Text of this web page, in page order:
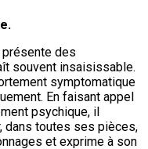
présente des
souvent insaisissable.
symptomatique
En faisant appel
psychique, il
dans toutes ses pièces,
et exprime à son